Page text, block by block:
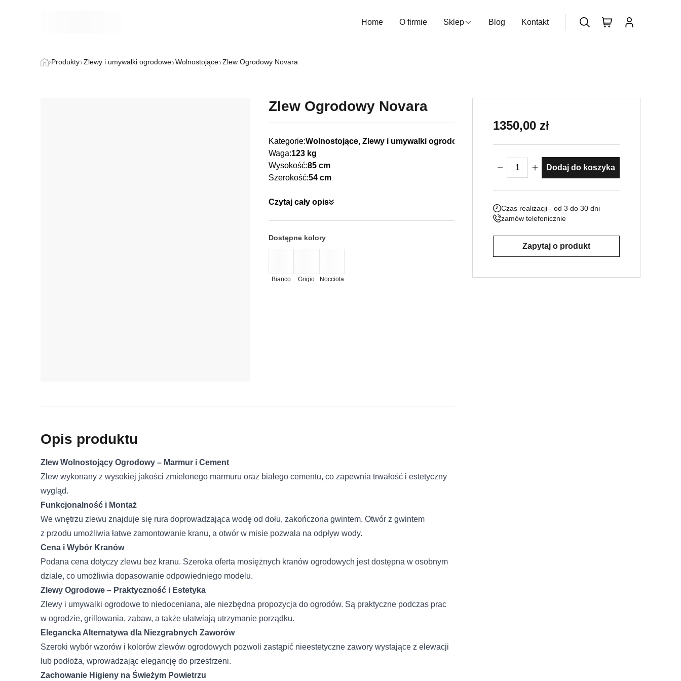
Home O firmie Sklep Blog Kontakt
Produkty Zlewy i umywalki ogrodowe Wolnostojące Zlew Ogrodowy Novara
Zlew Ogrodowy Novara
Kategorie:Wolnostojące, Zlewy i umywalki ogrodowe
Waga:123 kg
Wysokość:85 cm
Szerokość:54 cm
Czytaj cały opis
Dostępne kolory
Bianco Grigio Nocciola
1350,00 zł
ilość Zlew Ogrodowy Novara
Dodaj do koszyka
Czas realizacji - od 3 do 30 dni
zamów telefonicznie
Zapytaj o produkt
Opis produktu
Zlew Wolnostojący Ogrodowy – Marmur i Cement
Zlew wykonany z wysokiej jakości zmielonego marmuru oraz białego cementu, co zapewnia trwałość i estetyczny
wygląd.
Funkcjonalność i Montaż
We wnętrzu zlewu znajduje się rura doprowadzająca wodę od dołu, zakończona gwintem. Otwór z gwintem
z przodu umożliwia łatwe zamontowanie kranu, a otwór w misie pozwala na odpływ wody.
Cena i Wybór Kranów
Podana cena dotyczy zlewu bez kranu. Szeroka oferta mosiężnych kranów ogrodowych jest dostępna w osobnym
dziale, co umożliwia dopasowanie odpowiedniego modelu.
Zlewy Ogrodowe – Praktyczność i Estetyka
Zlewy i umywalki ogrodowe to niedoceniana, ale niezbędna propozycja do ogrodów. Są praktyczne podczas prac
w ogrodzie, grillowania, zabaw, a także ułatwiają utrzymanie porządku.
Elegancka Alternatywa dla Niezgrabnych Zaworów
Szeroki wybór wzorów i kolorów zlewów ogrodowych pozwoli zastąpić nieestetyczne zawory wystające z elewacji
lub podłoża, wprowadzając elegancję do przestrzeni.
Zachowanie Higieny na Świeżym Powietrzu
Wykorzystujemy pliki cookie do spersonalizowania treści i reklam, aby oferować funkcje społecznościowe i analizować ruch w
naszej witrynie. Informacje o tym, jak korzystasz z naszej witryny, udostępniamy partnerom społecznościowym, reklamowym i
analitycznym. Partnerzy mogą połączyć te informacje z innymi danymi otrzymanymi od Ciebie lub uzyskanymi podczas